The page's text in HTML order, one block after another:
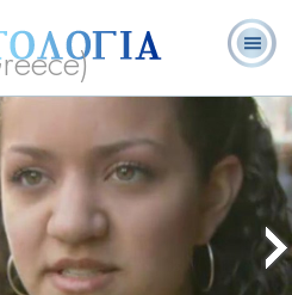
Βιβλία